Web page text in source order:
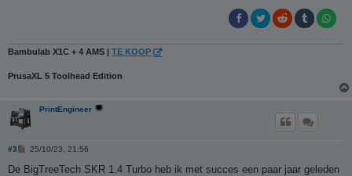
Bambulab X1C + 4 AMS | TE KOOP
PrusaXL 5 Toolhead Edition
PrintEngineer
#3
B
r
25/10/23, 21:56
De BigTreeTech SKR 1.4 Turbo heb ik met succes een paar jaar geleden